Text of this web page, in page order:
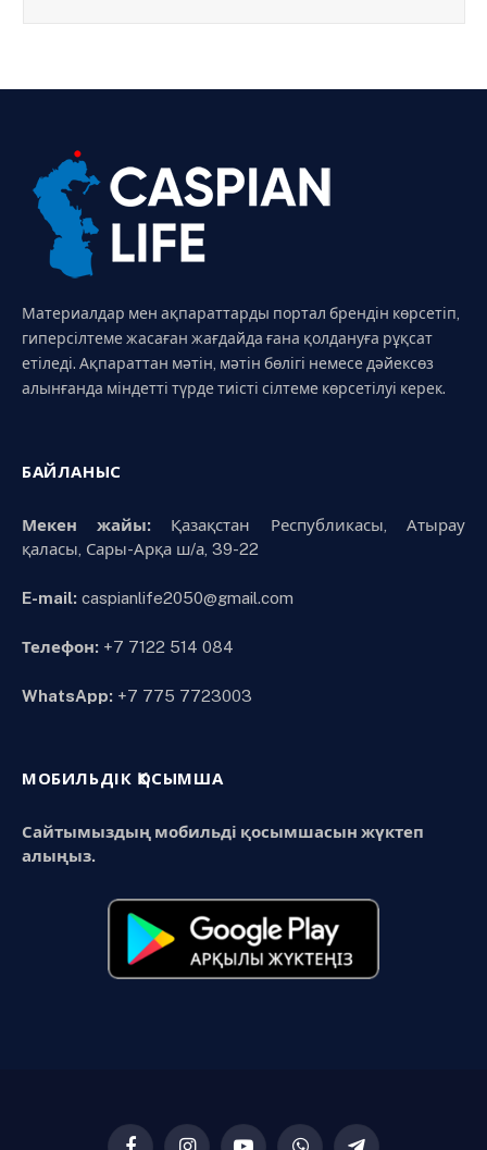
Материалдар мен ақпараттарды портал брендін көрсетіп,
гиперсілтеме жасаған жағдайда ғана қолдануға рұқсат
етіледі. Ақпараттан мәтін, мәтін бөлігі немесе дәйексөз
алынғанда міндетті түрде тиісті сілтеме көрсетілуі керек.
БАЙЛАНЫС
Мекен жайы:Қазақстан Республикасы, Атырау
қаласы, Сары-Арқа ш/а, 39-22
E-mail: caspianlife2050@gmail.com
Телефон: +7 7122 514 084
WhatsApp: +7 775 7723003
МОБИЛЬДІК ҚОСЫМША
Сайтымыздың мобильді қосымшасын жүктеп
алыңыз.